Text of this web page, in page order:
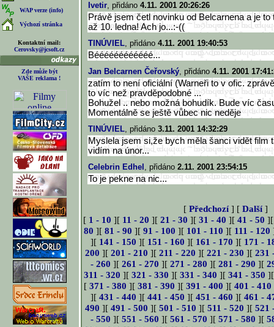
WAP verze (info)
Výchozí stránka
Kontaktní mail:
Cerovsky@jcsoft.cz
Zde může být
VAŠE reklama !
Ivetir, přidáno 4.11. 2001 20:26:26
Právě jsem četl novinku od Belcarnena a je to
až 10. ledna! Ach jo...:-((
TINÚVIEL, přidáno 4.11. 2001 19:40:53
Béééééééééééé...
Jan Belcarnen Čeřovský, přidáno 4.11. 2001
zatím to není oficiální (Warneři to v ofic.
to víc než pravděpodobné ...
Bohužel .. nebo možná bohudík. Bude víc
Momentálně se ještě vůbec nic neděje
TINÚVIEL, přidáno 3.11. 2001 14:32:29
Myslela jsem si,že bych měla šanci vidět film
vidím na únor...
Celebrin Edhel , přidáno 2.11. 2001 23:54:15
To je pekne na nic...
[ Předchozí] [ Další]
[ 1 - 10 ][ 11 - 20 ][ 21 - 30 ][ 31 - 40 ][ 41 - 50
80 ][81 - 90 ][91 - 100 ][ 101 - 110 ][ 111 - 120
][ 141 - 150 ][ 151 - 160 ][ 161 - 170 ][ 171 -
200 ][ 201 - 210 ][ 211 - 220 ][ 221 - 230 ][ 231
- 260 ][ 261 - 270 ][ 271 - 280 ][ 281 - 290 ][
311 - 320 ][ 321 - 330 ][ 331 - 340 ][ 341 - 350
[ 371 - 380 ][ 381 - 390 ][ 391 - 400 ][ 401 - 410
][ 431 - 440 ][ 441 - 450 ][ 451 - 460 ][ 461 -
490 ][ 491 - 500 ][ 501 - 510 ][ 511 - 520 ][ 521
- 550 ][ 551 - 560 ][ 561 - 570 ][ 571 - 580 ][